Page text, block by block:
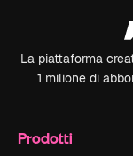
La piattaforma
1 milione di
Prodotti